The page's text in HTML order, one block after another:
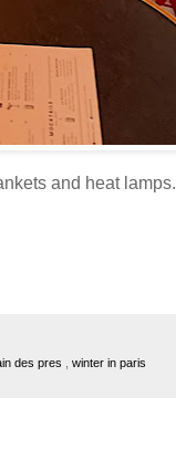
and heat lamps.
des pres
winter in paris